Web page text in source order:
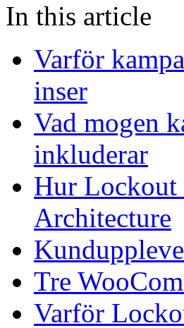
In this article
Varför
inser
Vad mogen
inkluderar
Hur Lockout
Architecture
Tre
Varför